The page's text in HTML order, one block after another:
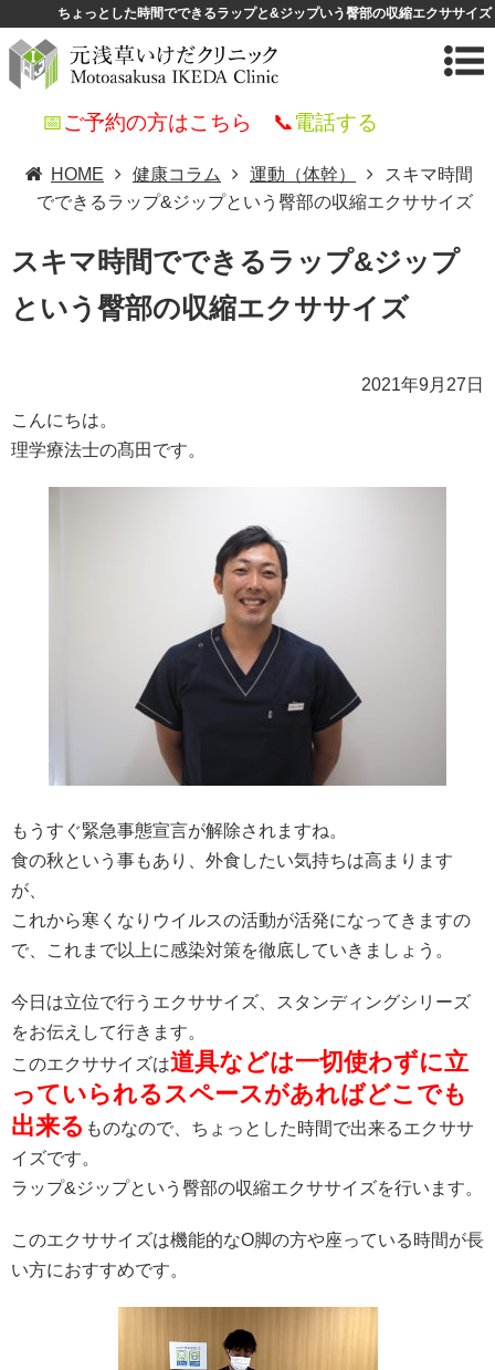
ちょっとした時間でできるラップと&ジップいう臀部の収縮エクササイズ
📅ご予約の方はこちら 📞電話する
HOME 健康コラム 運動（体幹）
スキマ時間
でできるラップ&ジップという臀部の収縮エクササイズ
スキマ時間でできるラップ&ジップ
という臀部の収縮エクササイズ
2021年9月27日
こんにちは。
理学療法士の髙田です。
もうすぐ緊急事態宣言が解除されますね。
食の秋という事もあり、外食したい気持ちは高まります
が、
これから寒くなりウイルスの活動が活発になってきますの
で、これまで以上に感染対策を徹底していきましょう。
今日は立位で行うエクササイズ、スタンディングシリーズ
をお伝えして行きます。
このエクササイズは道具などは一切使わずに立
っていられるスペースがあればどこでも
出来る ものなので、ちょっとした時間で出来るエクササ
イズです。
ラップ&ジップという臀部の収縮エクササイズを行います。
このエクササイズは機能的なO脚の方や座っている時間が長
い方におすすめです。